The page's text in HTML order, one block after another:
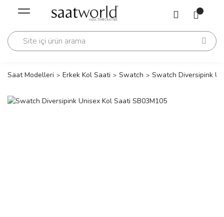
Geri Dön
Geri Dön
Saat Modelleri Erkek Kol Saati Swatch Swatch Diversipink